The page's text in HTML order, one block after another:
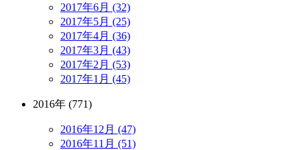
2017年6月 (32)
2017年5月 (25)
2017年4月 (36)
2017年3月 (43)
2017年2月 (53)
2017年1月 (45)
2016年 (771)
2016年12月 (47)
2016年11月 (51)